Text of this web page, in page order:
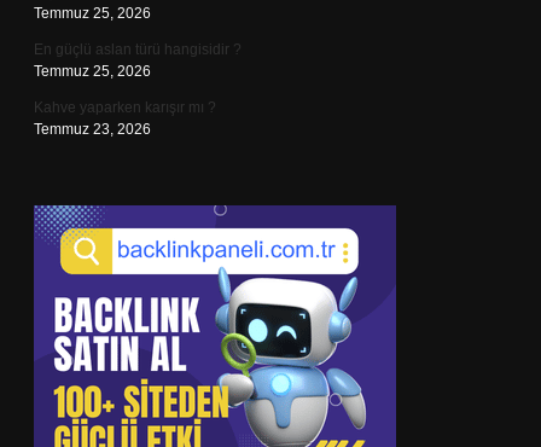
Temmuz 25, 2026
En güçlü aslan türü hangisidir ?
Temmuz 25, 2026
Kahve yaparken karışır mı ?
Temmuz 23, 2026